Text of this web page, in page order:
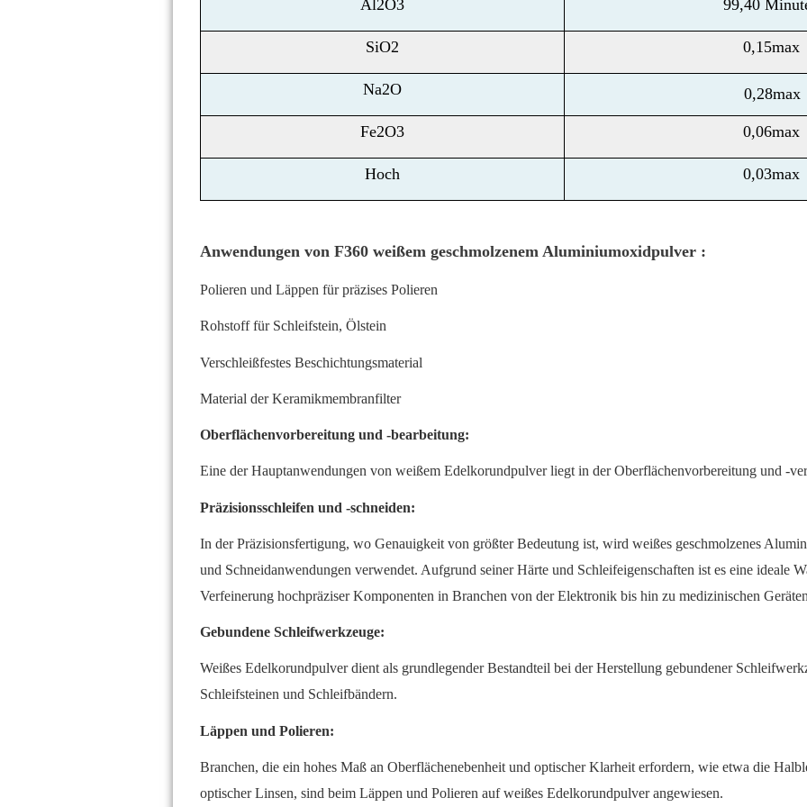
Al2O3 99,40
SiO2 0,15max
Na2O 0,28max
Fe2O3 0,06max
Hoch 0,03max
Anwendungen von F360 weißem geschmolzenem Aluminiumoxidpulver :
Polieren und Läppen für präzises Polieren
Rohstoff für Schleifstein, Ölstein
Verschleißfestes Beschichtungsmaterial
Material der Keramikmembranfilter
Oberflächenvorbereitung und -bearbeitung:
Eine der Hauptanwendungen von weißem Edelkorundpulver liegt in der Oberflächenvorbereitung und -
Präzisionsschleifen und -schneiden:
In der Präzisionsfertigung, wo Genauigkeit von größter Bedeutung ist, wird weißes geschmolzenes
und Schneidanwendungen verwendet. Aufgrund seiner Härte und Schleifeigenschaften ist es eine ideale
Verfeinerung hochpräziser Komponenten in Branchen von der Elektronik bis hin zu medizinischen
Gebundene Schleifwerkzeuge:
Weißes Edelkorundpulver dient als grundlegender Bestandteil bei der Herstellung gebundener
Schleifsteinen und Schleifbändern.
Läppen und Polieren:
Branchen, die ein hohes Maß an Oberflächenebenheit und optischer Klarheit erfordern, wie etwa die
optischer Linsen, sind beim Läppen und Polieren auf weißes Edelkorundpulver angewiesen.